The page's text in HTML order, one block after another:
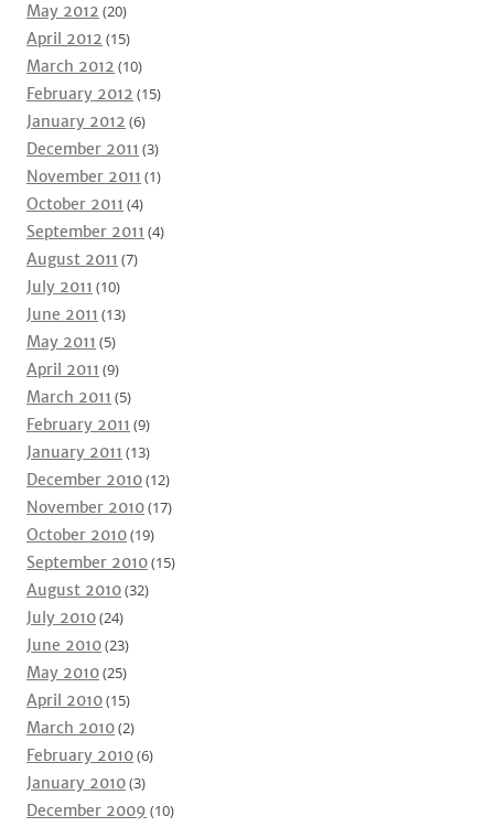
May 2012 (20)
April 2012 (15)
March 2012 (10)
February 2012 (15)
January 2012 (6)
December 2011 (3)
November 2011 (1)
October 2011 (4)
September 2011 (4)
August 2011 (7)
July 2011 (10)
June 2011 (13)
May 2011 (5)
April 2011 (9)
March 2011 (5)
February 2011 (9)
January 2011 (13)
December 2010(12)
November 2010(17)
October 2010(19)
September 2010(15)
August 2010(32)
July 2010(24)
June 2010(23)
May 2010(25)
April 2010(15)
March 2010(2)
February 2010(6)
January 2010(3)
December 2009 (10)